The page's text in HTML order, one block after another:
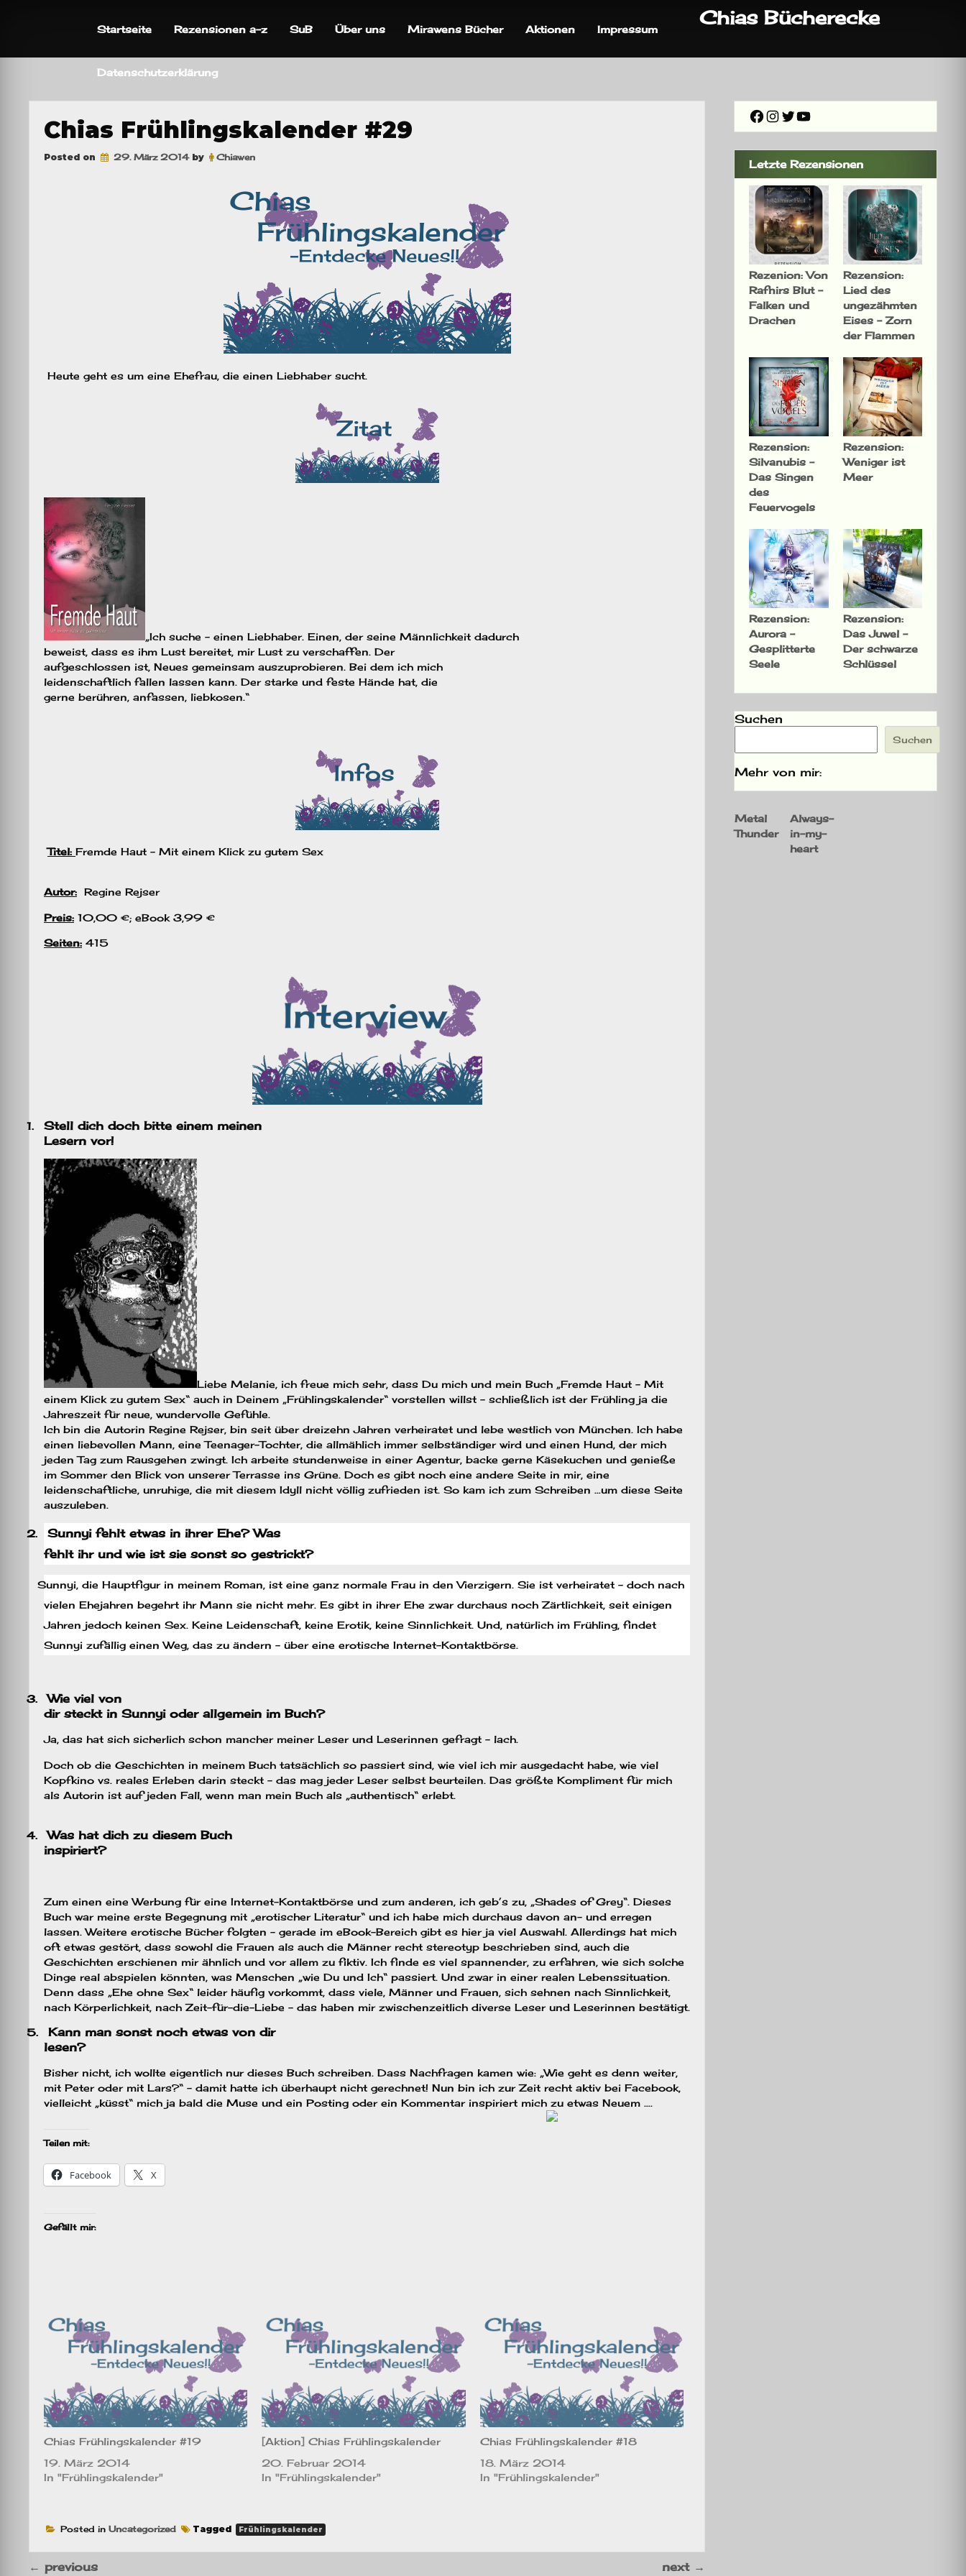
Chias Bücherecke
Startseite Rezensionen a-z SuB Über uns Mirawens Bücher Aktionen Impressum
Datenschutzerklärung
Chias Frühlingskalender #29
Posted on 29. März 2014by Chiawen
Heute geht es um eine Ehefrau, die einen Liebhaber sucht.
„Ich suche – einen Liebhaber. Einen, der seine Männlichkeit dadurch
beweist, dass es ihm Lust bereitet, mir Lust zu verschaffen. Der
aufgeschlossen ist, Neues gemeinsam auszuprobieren. Bei dem ich mich
leidenschaftlich fallen lassen kann. Der starke und feste Hände hat, die
gerne berühren, anfassen, liebkosen.“
Titel: Fremde Haut – Mit einem Klick zu gutem Sex
Autor: Regine Rejser
Preis: 10,00 €; eBook 3,99 €
Seiten: 415
1.
Stell dich doch bitte einem meinen
Lesern vor!
Liebe Melanie, ich freue mich sehr, dass Du mich und mein Buch „Fremde Haut – Mit
einem Klick zu gutem Sex“ auch in Deinem „Frühlingskalender“ vorstellen willst – schließlich ist der Frühling ja die
Jahreszeit für neue, wundervolle Gefühle.
Ich bin die Autorin Regine Rejser, bin seit über dreizehn Jahren verheiratet und lebe westlich von München. Ich habe
einen liebevollen Mann, eine Teenager-Tochter, die allmählich immer selbständiger wird und einen Hund, der mich
jeden Tag zum Rausgehen zwingt. Ich arbeite stundenweise in einer Agentur, backe gerne Käsekuchen und genieße
im Sommer den Blick von unserer Terrasse ins Grüne. Doch es gibt noch eine andere Seite in mir, eine
leidenschaftliche, unruhige, die mit diesem Idyll nicht völlig zufrieden ist. So kam ich zum Schreiben …um diese Seite
auszuleben.
2.
Sunnyi fehlt etwas in ihrer Ehe? Was
fehlt ihr und wie ist sie sonst so gestrickt?
Sunnyi, die Hauptfigur in meinem Roman, ist eine ganz normale Frau in den Vierzigern. Sie ist verheiratet – doch nach
vielen Ehejahren begehrt ihr Mann sie nicht mehr. Es gibt in ihrer Ehe zwar durchaus noch Zärtlichkeit, seit einigen
Jahren jedoch keinen Sex. Keine Leidenschaft, keine Erotik, keine Sinnlichkeit. Und, natürlich im Frühling, findet
Sunnyi zufällig einen Weg, das zu ändern – über eine erotische Internet-Kontaktbörse.
3.
Wie viel von
dir steckt in Sunnyi oder allgemein im Buch?
Ja, das hat sich sicherlich schon mancher meiner Leser und Leserinnen gefragt – lach.
Doch ob die Geschichten in meinem Buch tatsächlich so passiert sind, wie viel ich mir ausgedacht habe, wie viel
Kopfkino vs. reales Erleben darin steckt – das mag jeder Leser selbst beurteilen. Das größte Kompliment für mich
als Autorin ist auf jeden Fall, wenn man mein Buch als „authentisch“ erlebt.
4.
Was hat dich zu diesem Buch
inspiriert?
Zum einen eine Werbung für eine Internet-Kontaktbörse und zum anderen, ich geb’s zu, „Shades of Grey“. Dieses
Buch war meine erste Begegnung mit „erotischer Literatur“ und ich habe mich durchaus davon an- und erregen
lassen. Weitere erotische Bücher folgten – gerade im eBook-Bereich gibt es hier ja viel Auswahl. Allerdings hat mich
oft etwas gestört, dass sowohl die Frauen als auch die Männer recht stereotyp beschrieben sind, auch die
Geschichten erschienen mir ähnlich und vor allem zu fiktiv. Ich finde es viel spannender, zu erfahren, wie sich solche
Dinge real abspielen könnten, was Menschen „wie Du und Ich“ passiert. Und zwar in einer realen Lebenssituation.
Denn dass „Ehe ohne Sex“ leider häufig vorkommt, dass viele, Männer und Frauen, sich sehnen nach Sinnlichkeit,
nach Körperlichkeit, nach Zeit-für-die-Liebe – das haben mir zwischenzeitlich diverse Leser und Leserinnen bestätigt.
5.
Kann man sonst noch etwas von dir
lesen?
Bisher nicht, ich wollte eigentlich nur dieses Buch schreiben. Dass Nachfragen kamen wie: „Wie geht es denn weiter,
mit Peter oder mit Lars?“ – damit hatte ich überhaupt nicht gerechnet! Nun bin ich zur Zeit recht aktiv bei Facebook,
vielleicht „küsst“ mich ja bald die Muse und ein Posting oder ein Kommentar inspiriert mich zu etwas Neuem ….
Teilen mit:
Facebook X
Gefällt mir:
Chias Frühlingskalender #19
19. März 2014
In "Frühlingskalender"
[Aktion] Chias Frühlingskalender
20. Februar 2014
In "Frühlingskalender"
Chias Frühlingskalender #18
18. März 2014
In "Frühlingskalender"
Posted in Uncategorized Tagged Frühlingskalender
← previous next →
Facebook
Instagram
Twitter
YouTube
Letzte Rezensionen
Rezenion: Von
Rafnirs Blut –
Falken und
Drachen
Rezension:
Lied des
ungezähmten
Eises – Zorn
der Flammen
Rezension:
Silvanubis –
Das Singen
des
Feuervogels
Rezension:
Weniger ist
Meer
Rezension:
Aurora –
Gesplitterte
Seele
Rezension:
Das Juwel –
Der schwarze
Schlüssel
Suchen
Suchen
Mehr von mir:
Metal
Thunder
Always-
in-my-
heart